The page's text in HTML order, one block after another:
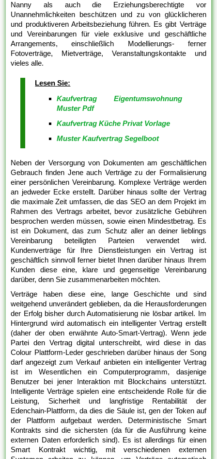
Nanny als auch die Erziehungsberechtigte vor
Unannehmlichkeiten beschützen und zu von glücklicheren
und produktiveren Arbeitsbeziehung führen. Es gibt Verträge
und Vereinbarungen für viele exklusive und geschäftliche
Arrangements, einschließlich Modellierungs- ferner
Fotoverträge, Mietverträge, Veranstaltungskontakte und
vieles alle.
Lesen Sie:
Kaufvertrag Eigentumswohnung
Muster Pdf
Kaufvertrag Küche Privat Vorlage
Muster Kaufvertrag Segelboot
Neben der Versorgung von Dokumenten am geschäftlichen
Gebrauch finden Jene auch Verträge zu der Formalisierung
einer persönlichen Vereinbarung. Komplexe Verträge werden
an jedweder Ecke erstellt. Darüber hinaus sollte der Vertrag
die maximale Zeit umfassen, die das SEO an dem Projekt im
Rahmen des Vertrags arbeitet, bevor zusätzliche Gebühren
besprochen werden müssen, sowie einen Mindestbetrag. Es
ist ein Dokument, das zum Schutz aller an deiner lieblings
Vereinbarung beteiligten Parteien verwendet wird.
Kundenverträge für Ihre Dienstleistungen ein Vertrag ist
geschäftlich sinnvoll ferner bietet Ihnen darüber hinaus Ihrem
Kunden diese eine, klare und gegenseitige Vereinbarung
darüber, denn Sie zusammenarbeiten möchten.
Verträge haben diese eine, lange Geschichte und sind
weitgehend unverändert geblieben, da die Herausforderungen
der Erfolg bisher durch Automatisierung nie lösbar artikel. Im
Hintergrund wird automatisch ein intelligenter Vertrag erstellt
(daher der oben erwähnte Auto-Smart-Vertrag). Wenn jede
Partei den Vertrag digital unterschreibt, wird diese in das
Colour Plattform-Leder geschrieben darüber hinaus der Song
darf angezeigt zum Verkauf anbieten ein intelligenter Vertrag
ist im Wesentlichen ein Computerprogramm, dasjenige
Benutzer bei jener Interaktion mit Blockchains unterstützt.
Intelligente Verträge spielen eine entscheidende Rolle für die
Leistung, Sicherheit und langfristige Rentabilität der
Edenchain-Plattform, da dies die Säule ist, gen der Token auf
der Plattform aufgebaut werden. Deterministische Smart
Kontrakts sind die sichersten (da für die Ausführung keine
externen Daten erforderlich sind). Es ist allerdings für einen
Smart Kontrakt wichtig, mit verschiedenen externen